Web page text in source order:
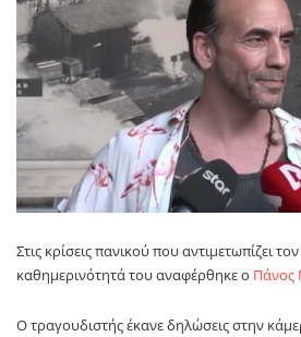
Στις κρίσεις πανικού που αντιμετωπίζει
καθημερινότητά του αναφέρθηκε ο Πάνος
Ο τραγουδιστής έκανε δηλώσεις στην